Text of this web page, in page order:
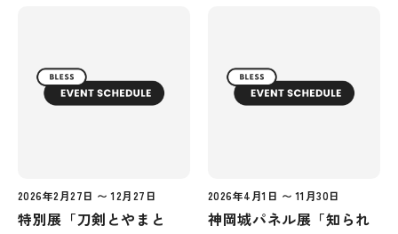
2026年2月27日 〜 12月27日
特別展「刀剣とやまと
2026年4月1日 〜 11月30日
神岡城パネル展「知られ